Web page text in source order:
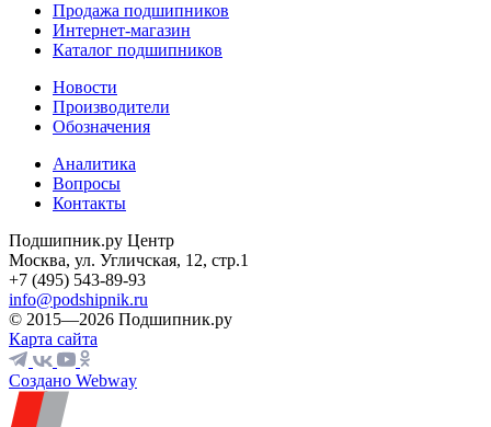
Продажа подшипников
Интернет-магазин
Каталог подшипников
Новости
Производители
Обозначения
Аналитика
Вопросы
Контакты
Подшипник.ру Центр
Москва, ул. Угличская, 12, стр.1
+7 (495) 543-89-93
info@podshipnik.ru
© 2015—2026 Подшипник.ру
Карта сайта
Создано Webway